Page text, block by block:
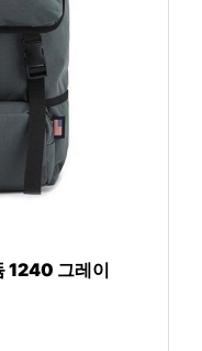
1240 그레이